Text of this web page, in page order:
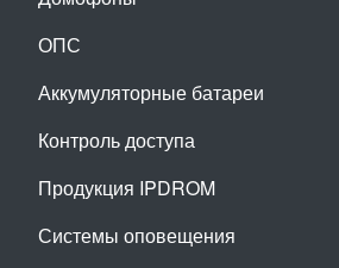
ОПС
Аккумуляторные батареи
Контроль доступа
Продукция IPDROM
Системы оповещения